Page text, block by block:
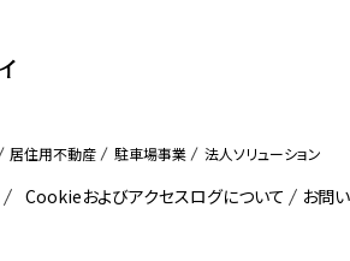
居住用不動産 駐車場事業 法人ソリューション
Cookieおよびアクセスログについて お問